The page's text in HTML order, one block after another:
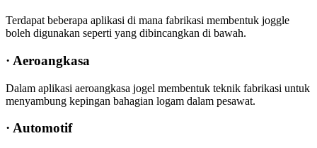
Terdapat beberapa aplikasi di mana fabrikasi membentuk joggle
boleh digunakan seperti yang dibincangkan di bawah.
· Aeroangkasa
Dalam aplikasi aeroangkasa jogel membentuk teknik fabrikasi untuk
menyambung kepingan bahagian logam dalam pesawat.
· Automotif